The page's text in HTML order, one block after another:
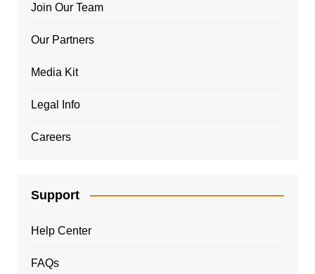
Join Our Team
Our Partners
Media Kit
Legal Info
Careers
Support
Help Center
FAQs